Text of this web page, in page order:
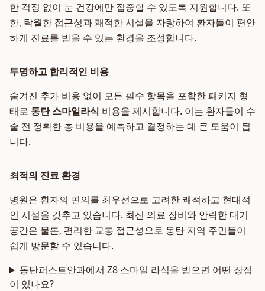
한 걱정 없이 눈 건강에만 집중할 수 있도록 지원합니다. 또
한, 탁월한 접근성과 쾌적한 시설을 자랑하여 환자들이 편안
하게 진료를 받을 수 있는 환경을 조성합니다.
투명하고 합리적인 비용
숨겨진 추가 비용 없이 모든 필수 항목을 포함한 패키지 형
태로 동탄 스마일라식 비용을 제시합니다. 이는 환자들이 수
술 전 정확한 총 비용을 예측하고 결정하는 데 큰 도움이 됩
니다.
최적의 진료 환경
병원은 환자의 편의를 최우선으로 고려한 쾌적하고 현대적
인 시설을 갖추고 있습니다. 최신 의료 장비와 안락한 대기
공간은 물론, 편리한 교통 접근성으로 동탄 지역 주민들이
쉽게 방문할 수 있습니다.
동탄퍼스트안과에서 Z8 스마일 라식을 받으면 어떤 장점
이 있나요?